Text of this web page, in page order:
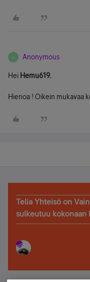
A Anonymous
Hei Hemu619,
Hienoa ! Oikein mukavaa
Telia Yhteisö on
sulkeutuu kokonaan